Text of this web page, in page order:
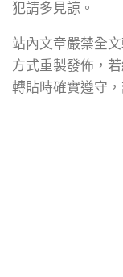
犯請多見諒。
站內文章嚴禁全
方式重製發佈，
轉貼時確實遵守，